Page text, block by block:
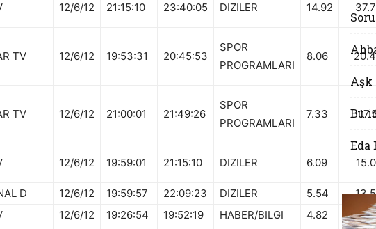
12/6/12 21:15:10 23:40:05 DIZILER 14.92
TV 12/6/12 19:53:31 20:45:53
SPOR
PROGRAMLARI
8.06
TV 12/6/12 21:00:01 21:49:26
SPOR
PROGRAMLARI
7.33
12/6/12 19:59:01 21:15:10 DIZILER 6.09
D 12/6/12 19:59:57 22:09:23 DIZILER 5.54
12/6/12 19:26:54 19:52:19 HABER/BILGI 4.82
Aşk
Bu
Eda